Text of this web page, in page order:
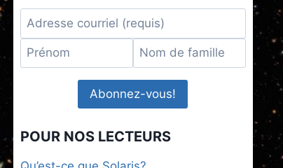
POUR NOS LECTEURS